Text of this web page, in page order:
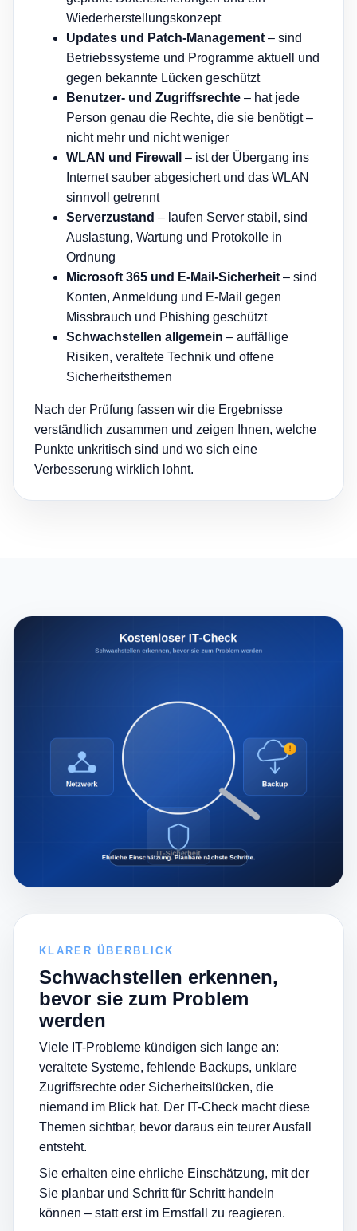
Wiederherstellungskonzept
Updates und Patch-Management – sind
Betriebssysteme und Programme aktuell und
gegen bekannte Lücken geschützt
Benutzer- und Zugriffsrechte – hat jede
Person genau die Rechte, die sie benötigt –
nicht mehr und nicht weniger
WLAN und Firewall
– ist der Übergang ins
Internet sauber abgesichert und das WLAN
sinnvoll getrennt
Serverzustand – laufen Server stabil, sind
Auslastung, Wartung und Protokolle in
Ordnung
Microsoft 365 und E-Mail-Sicherheit – sind
Konten, Anmeldung und E-Mail gegen
Missbrauch und Phishing geschützt
Schwachstellen allgemein – auffällige
Risiken, veraltete Technik und offene
Sicherheitsthemen
Nach der Prüfung fassen wir die Ergebnisse
verständlich zusammen und zeigen Ihnen, welche
Punkte unkritisch sind und wo sich eine
Verbesserung wirklich lohnt.
KLARER ÜBERBLICK
Schwachstellen erkennen,
bevor sie zum Problem
werden
Viele IT-Probleme kündigen sich lange an:
veraltete Systeme, fehlende Backups, unklare
Zugriffsrechte oder Sicherheitslücken, die
niemand im Blick hat. Der IT-Check macht diese
Themen sichtbar, bevor daraus ein teurer Ausfall
entsteht.
Sie erhalten eine ehrliche Einschätzung, mit der
Sie planbar und Schritt für Schritt handeln
können – statt erst im Ernstfall zu reagieren.